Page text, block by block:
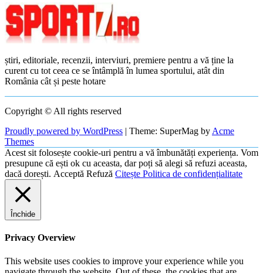
știri, editoriale, recenzii, interviuri, premiere pentru a vă ține la
curent cu tot ceea ce se întâmplă în lumea sportului, atât din
România cât și peste hotare
Copyright © All rights reserved
Proudly powered by WordPress | Theme: SuperMag by Acme
Themes
Acest sit folosește cookie-uri pentru a vă îmbunătăți experiența. Vom
presupune că ești ok cu aceasta, dar poți să alegi să refuzi aceasta,
dacă dorești. Acceptă Refuză Citește Politica de confidențialitate
Închide
Privacy Overview
This website uses cookies to improve your experience while you